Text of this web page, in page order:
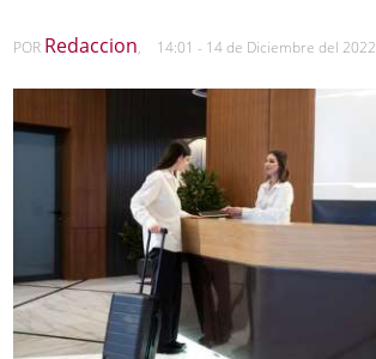
POR Redaccion, 14:01 - 14 de Diciembre del 2022